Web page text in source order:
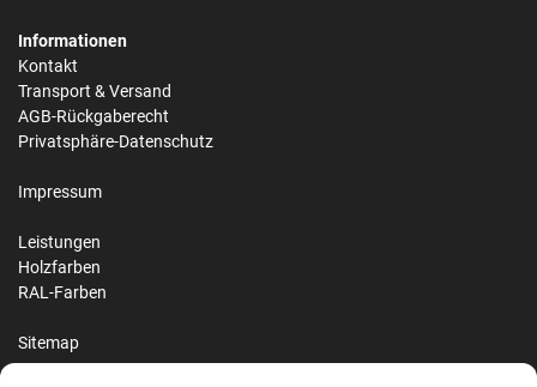
Informationen
Kontakt
Transport & Versand
AGB-Rückgaberecht
Privatsphäre-Datenschutz
Impressum
Leistungen
Holzfarben
RAL-Farben
Sitemap